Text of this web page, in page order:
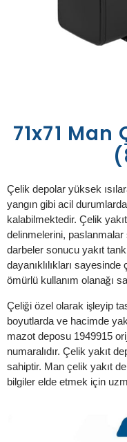
71x71 Man
Çelik depolar yüksek
yangın gibi acil
kalabilmektedir. Çelik
delinmelerini, paslanmalar
darbeler sonucu yakıt
dayanıklılıkları
ömürlü kullanım olanağı
Çeliği özel olarak işleyip
boyutlarda ve hacimde
mazot deposu 1949915
numaralıdır. Çelik yakıt
sahiptir. Man çelik yakıt
bilgiler elde etmek için